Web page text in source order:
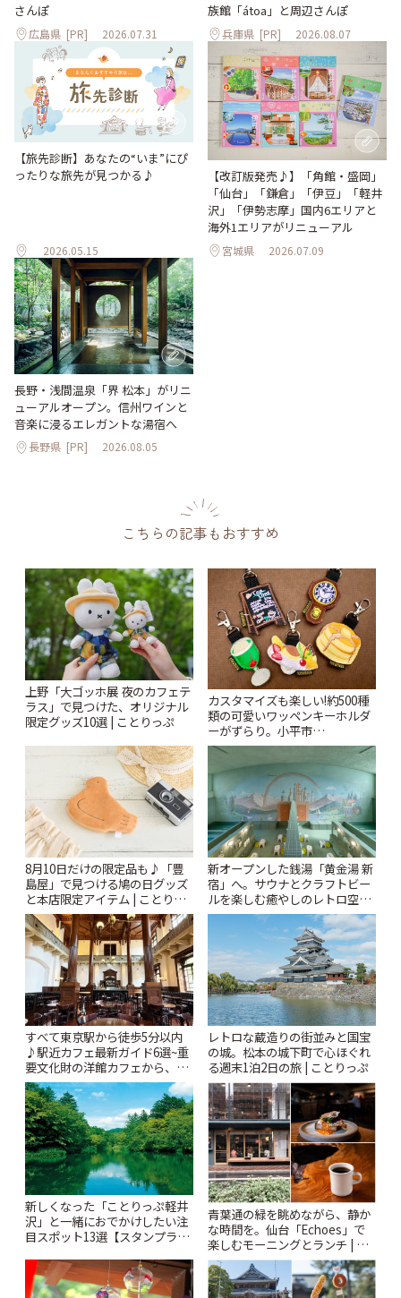
さんぽ
広島県 [PR] 2026.07.31
族館「átoa」と周辺さんぽ
兵庫県 [PR] 2026.08.07
【旅先診断】あなたの“いま”にぴ
ったりな旅先が見つかる♪
2026.05.15
【改訂版発売♪】「角館・盛岡」
「仙台」「鎌倉」「伊豆」「軽井
沢」「伊勢志摩」国内6エリアと
海外1エリアがリニューアル
宮城県 2026.07.09
長野・浅間温泉「界 松本」がリニ
ューアルオープン。信州ワインと
音楽に浸るエレガントな湯宿へ
長野県 [PR] 2026.08.05
こちらの記事もおすすめ
上野「大ゴッホ展 夜のカフェテ
ラス」で見つけた、オリジナル
限定グッズ10選 | ことりっぷ
カスタマイズも楽しい!約500種
類の可愛いワッペンキーホルダ
ーがずらり。小平市
「Kimamaya T&K」 | ことりっ
8月10日だけの限定品も♪「豊
島屋」で見つける鳩の日グッズ
と本店限定アイテム | ことりっ
ぷ
新オープンした銭湯「黄金湯 新
宿」へ。サウナとクラフトビー
ルを楽しむ癒やしのレトロ空間
| ことりっぷ
すべて東京駅から徒歩5分以内
♪駅近カフェ最新ガイド6選~重
要文化財の洋館カフェから、改
札すぐのレトロ喫茶まで~ | こと
りっぷ
レトロな蔵造りの街並みと国宝
の城。松本の城下町で心ほぐれ
る週末1泊2日の旅 | ことりっぷ
新しくなった「ことりっぷ軽井
沢」と一緒におでかけしたい注
目スポット13選【スタンプラリ
青葉通の緑を眺めながら、静か
な時間を。仙台「Echoes」で
楽しむモーニングとランチ | こ
とりっぷ